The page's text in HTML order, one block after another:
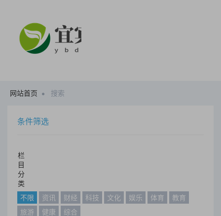
网站首页 搜索
条件筛选
栏
目
分
类
不限
资讯 财经 科技 文化 娱乐 体育
教育
旅游
健康 综合